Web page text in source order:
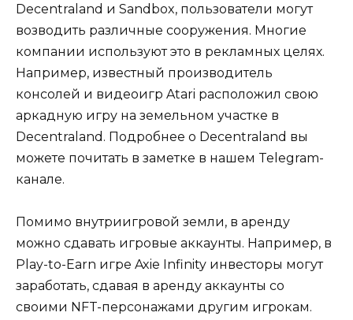
Decentraland и Sandbox, пользователи могут
возводить различные сооружения. Многие
компании используют это в рекламных целях.
Например, известный производитель
консолей и видеоигр Atari расположил свою
аркадную игру на земельном участке в
Decentraland. Подробнее о Decentraland вы
можете почитать в заметке в нашем Telegram-
канале.
Помимо внутриигровой земли, в аренду
можно сдавать игровые аккаунты. Например, в
Play-to-Earn игре Axie Infinity инвесторы могут
заработать, сдавая в аренду аккаунты со
своими NFT-персонажами другим игрокам.